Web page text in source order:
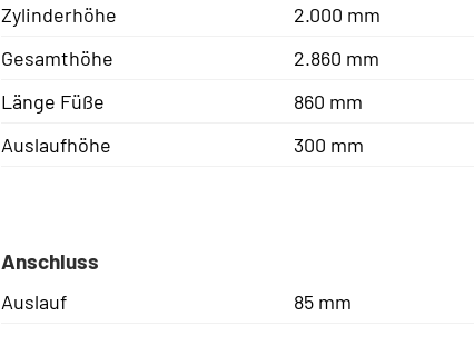
Zylinderhöhe
2.000 mm
Gesamthöhe
2.860 mm
Länge Füße
860 mm
Auslaufhöhe
300 mm
Anschluss
Auslauf 85 mm